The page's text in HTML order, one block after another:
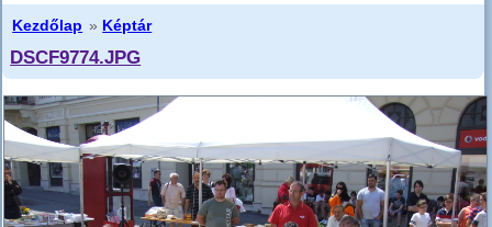
Kezdőlap » Képtár
DSCF9774.JPG